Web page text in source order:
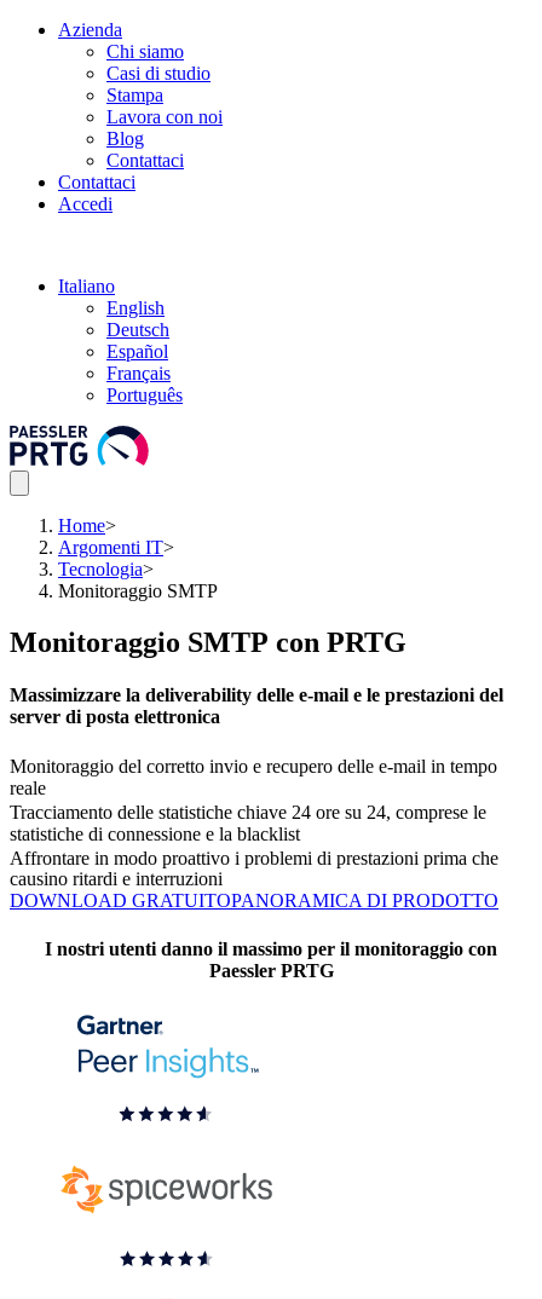
Azienda
Chi siamo
Casi di studio
Stampa
Lavora con noi
Blog
Contattaci
Contattaci
Accedi
Italiano
English
Deutsch
Español
Français
Português
Home>
Argomenti IT>
Tecnologia>
Monitoraggio SMTP
Monitoraggio SMTP con PRTG
Massimizzare la deliverability delle e-mail e le prestazioni del
server di posta elettronica
Monitoraggio del corretto invio e recupero delle e-mail in tempo
reale
Tracciamento delle statistiche chiave 24 ore su 24, comprese le
statistiche di connessione e la blacklist
Affrontare in modo proattivo i problemi di prestazioni prima che
causino ritardi e interruzioni
DOWNLOAD GRATUITOPANORAMICA DI PRODOTTO
I nostri utenti danno il massimo per il monitoraggio con
Paessler PRTG